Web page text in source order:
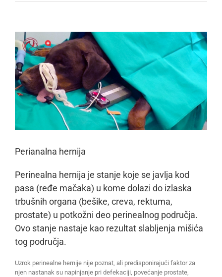
View
Larger
Image
Perianalna hernija
Perinealna hernija je stanje koje se javlja kod
pasa (ređe mačaka) u kome dolazi do izlaska
trbušnih organa (bešike, creva, rektuma,
prostate) u potkožni deo perinealnog područja.
Ovo stanje nastaje kao rezultat slabljenja mišića
tog područja.
Uzrok perinealne hernije nije poznat, ali predisponirajući faktor za
njen nastanak su napinjanje pri defekaciji, povećanje prostate,